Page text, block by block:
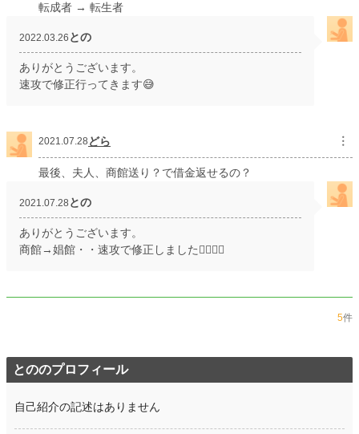
転成者 → 転生者
2022.03.26 との
ありがとうございます。
速攻で修正行ってきます😅
2021.07.28 どら ︙
最後、夫人、商館送り？で借金返せるの？
2021.07.28 との
ありがとうございます。
商館→娼館・・速攻で修正しました🙇‍♀️🙇‍♀️
5件
とののプロフィール
自己紹介の記述はありません